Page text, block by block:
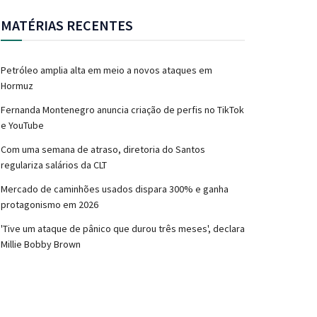
MATÉRIAS RECENTES
Petróleo amplia alta em meio a novos ataques em
Hormuz
Fernanda Montenegro anuncia criação de perfis no TikTok
e YouTube
Com uma semana de atraso, diretoria do Santos
regulariza salários da CLT
Mercado de caminhões usados dispara 300% e ganha
protagonismo em 2026
'Tive um ataque de pânico que durou três meses', declara
Millie Bobby Brown